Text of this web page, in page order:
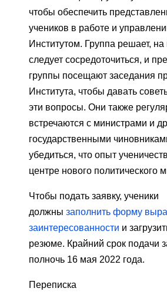
чтобы обеспечить
учеников в работе и
Институтом. Группа решает, на
следует сосредоточиться, и
группы посещают заседания
Института, чтобы давать
эти вопросы. Они также
встречаются с министрами и
государственными
убедиться, что опыт
центре нового политического
Чтобы подать заявку, ученики
должны заполнить форму
заинтересованности и
резюме. Крайний срок подачи
полночь 16 мая 2022 года.
Переписка